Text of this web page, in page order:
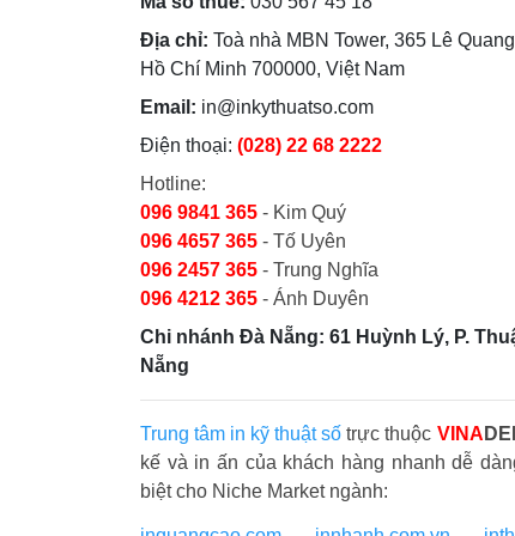
Địa chỉ: Toà nhà MBN Tower, 365 Lê
Hồ Chí Minh 700000, Việt Nam
Email: in@inkythuatso.com
Điện thoại: (028) 22 68 2222
Hotline:
096 9841 365 - Kim Quý
096 4657 365 - Tố Uyên
096 2457 365 - Trung Nghĩa
096 4212 365 - Ánh Duyên
Chi nhánh Đà Nẵng: 61 Huỳnh Lý, P.
Nẵng
Trung tâm in kỹ thuật số trực thuộc VINA
kế và in ấn của khách hàng nhanh dễ
biệt cho Niche Market ngành: